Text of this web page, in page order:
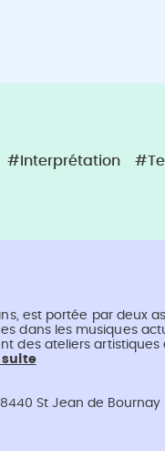
#Interprétation
est portée par deux
dans les musiques
des ateliers
suite
St Jean de Bournay